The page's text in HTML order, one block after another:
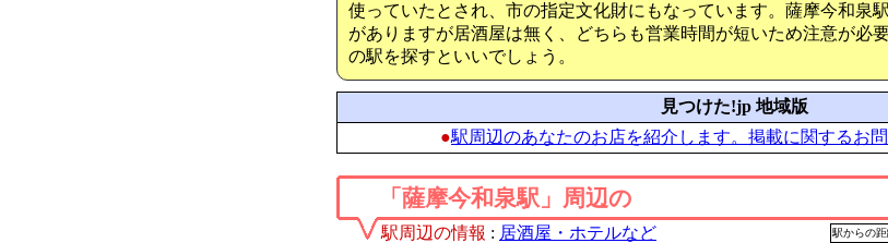
使っていたとされ、市の指定文化財にもなっています。薩摩今和泉
がありますが居酒屋は無く、どちらも営業時間が短いため注意が必
の駅を探すといいでしょう。
見つけた!jp 地域版
●駅周辺のあなたのお店を紹介します。掲載に関するお
「薩摩今和泉駅」周辺の
駅周辺の情報 : 居酒屋・ホテルなど 駅からの